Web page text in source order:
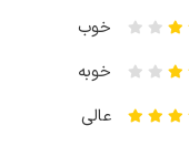
خوب
خوبه
عالی